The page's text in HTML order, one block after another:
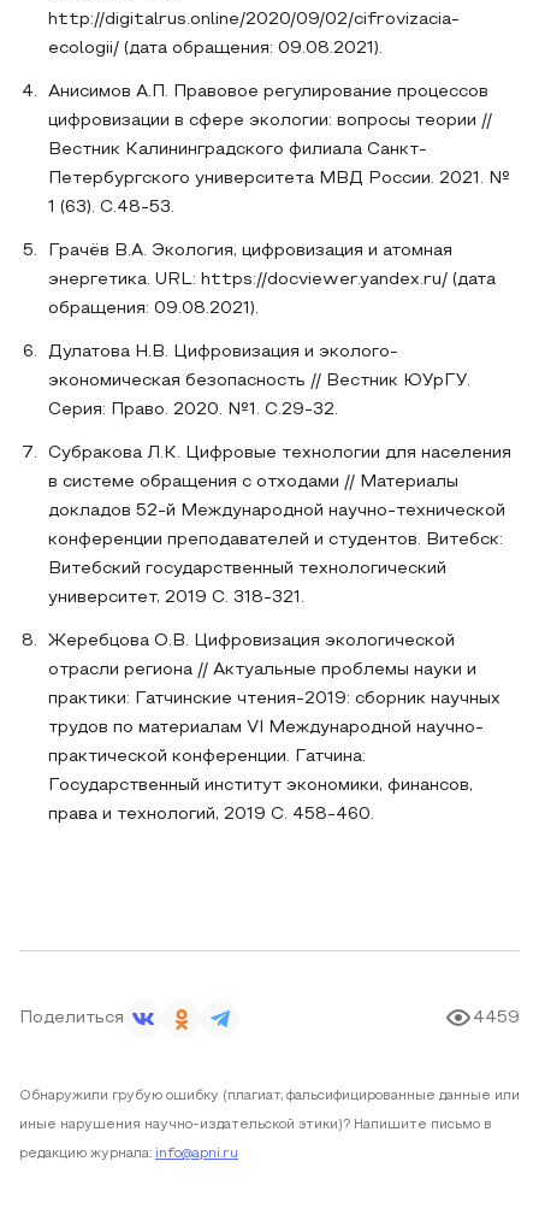
http://digitalrus.online/2020/09/02/cifrovizacia-
ecologii/ (дата обращения: 09.08.2021).
Анисимов А.П. Правовое регулирование процессов
цифровизации в сфере экологии: вопросы теории //
Вестник Калининградского филиала Санкт-
Петербургского университета МВД России. 2021. №
1 (63). С.48-53.
Грачёв В.А. Экология, цифровизация и атомная
энергетика. URL: https://docviewer.yandex.ru/ (дата
обращения: 09.08.2021).
Дулатова Н.В. Цифровизация и эколого-
экономическая безопасность // Вестник ЮУрГУ.
Серия: Право. 2020. №1. С.29-32.
Субракова Л.К. Цифровые технологии для населения
в системе обращения с отходами // Материалы
докладов 52-й Международной научно-технической
конференции преподавателей и студентов. Витебск:
Витебский государственный технологический
университет, 2019 С. 318-321.
Жеребцова О.В. Цифровизация экологической
отрасли региона // Актуальные проблемы науки и
практики: Гатчинские чтения-2019: сборник научных
трудов по материалам VI Международной научно-
практической конференции. Гатчина:
Государственный институт экономики, финансов,
права и технологий, 2019 С. 458-460.
Поделиться 4459
Обнаружили грубую ошибку (плагиат, фальсифицированные данные или
иные нарушения научно-издательской этики)? Напишите письмо в
редакцию журнала: info@apni.ru